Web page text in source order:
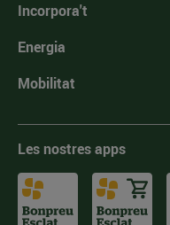
Incorpora't
Energia
Mobilitat
Les nostres apps